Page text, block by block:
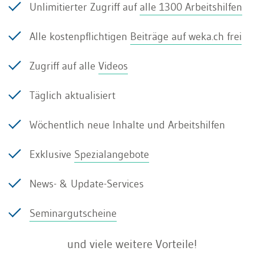
betrachtet die Geschäftsleitung
Personalentwicklung als wenig sinnvoll. Es
dazu muss jedoch aus den einzelnen Abteilungen
kommen. Manchmal werden auf Wunsch der
unterstützt. Da diese aber nicht in eine
Karriereplanung eingebunden sind, hat das
einige Mitarbeitende nach einer Weiterbildung
das Unternehmen verlassen haben. Das
restriktive Weiterbildungsverträge
Unlimitierter Zugriff auf alle 1300 Arbeitshilfen
Alle kostenpflichtigen Beiträge auf weka.ch frei
Zugriff auf alle Videos
Täglich aktualisiert
Wöchentlich neue Inhalte und Arbeitshilfen
Exklusive Spezialangebote
News- & Update-Services
Seminargutscheine
und viele weitere Vorteile!